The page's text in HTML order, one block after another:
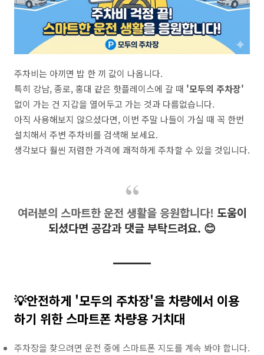
주차비는 아끼면 밥 한 끼 값이 나옵니다.
특히 강남, 종로, 홍대 같은 핫플레이스에 갈 때 '모두의 주차장'
없이 가는 건 지갑을 열어두고 가는 것과 다름없습니다.
아직 사용해보지 않으셨다면, 이번 주말 나들이 가실 때 꼭 한번
설치해서 주변 주차비를 검색해 보세요.
생각보다 훨씬 저렴한 가격에 쾌적하게 주차할 수 있을 것입니다.
여러분의 스마트한 운전 생활을 응원합니다! 도움이
되셨다면 공감과 댓글 부탁드려요. 😊
💡안전하게 '모두의 주차장'을 차량에서 이용
하기 위한 스마트폰 차량용 거치대
주차장을 찾으려면 운전 중에 스마트폰 지도를 계속 봐야 합니다.